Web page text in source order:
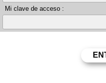
Mi clave de acceso :